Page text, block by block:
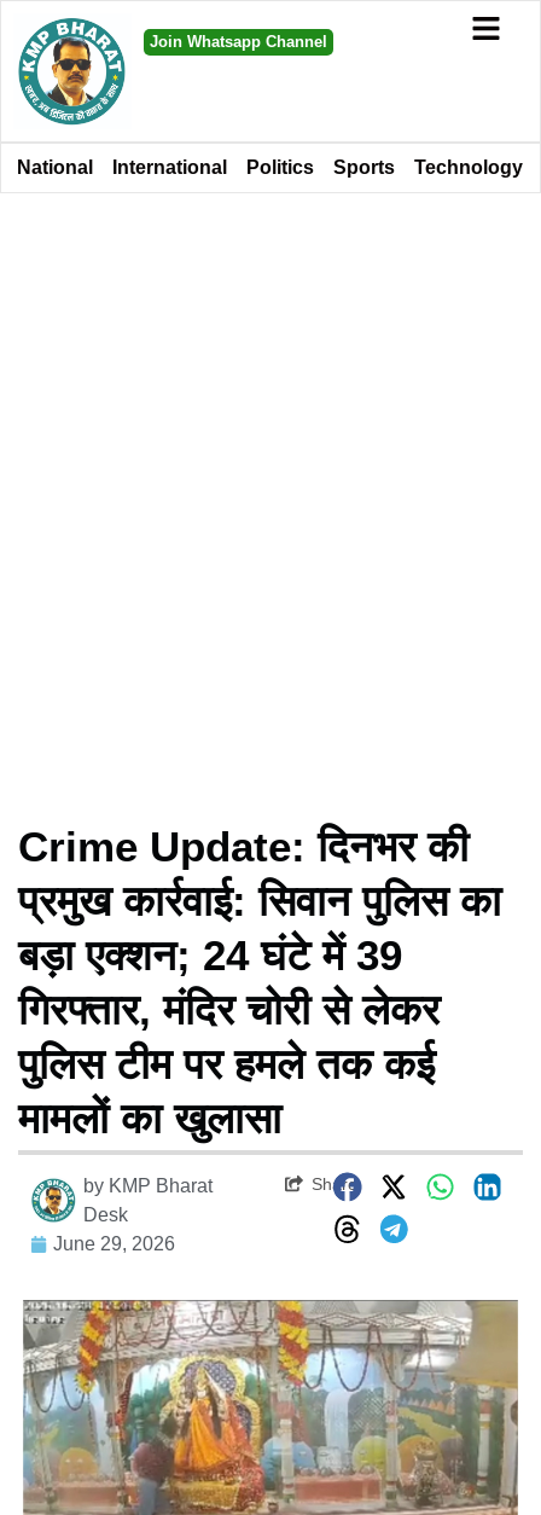
Join Whatsapp Channel
National International Politics Sports Technology
Crime Update: दिनभर की
प्रमुख कार्रवाई: सिवान पुलिस का
बड़ा एक्शन; 24 घंटे में 39
गिरफ्तार, मंदिर चोरी से लेकर
पुलिस टीम पर हमले तक कई
मामलों का खुलासा
by KMP Bharat
Desk
June 29, 2026
Share